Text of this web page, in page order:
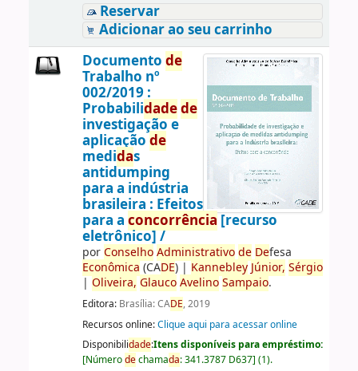
Reservar
Adicionar ao seu carrinho
Documento de
Trabalho nº
002/2019 :
Probabilidadede
investigação e
aplicação de
medidas
antidumping
para a indústria
brasileira : Efeitos
para a concorrência [recurso
eletrônico] /
porConselho Administrativo de Defesa
Econômica (CADE)| Kannebley Júnior, Sérgio
| Oliveira, Glauco Avelino Sampaio.
Editora: Brasília: CADE, 2019
Recursos online:Clique aqui para acessar online
Disponibilidade:Itens disponíveis para empréstimo:
[Númerodechamada:341.3787 D637] (1).